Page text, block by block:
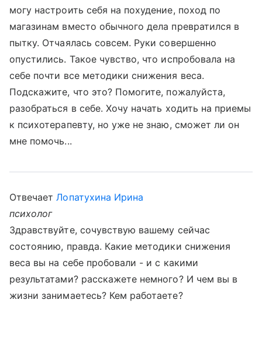
могу настроить себя на похудение, поход по
магазинам вместо обычного дела превратился в
пытку. Отчаялась совсем. Руки совершенно
опустились. Такое чувство, что испробовала на
себе почти все методики снижения веса.
Подскажите, что это? Помогите, пожалуйста,
разобраться в себе. Хочу начать ходить на приемы
к психотерапевту, но уже не знаю, сможет ли он
мне помочь...
ОтвечаетЛопатухина Ирина
психолог
Здравствуйте, сочувствую вашему сейчас
состоянию, правда. Какие методики снижения
веса вы на себе пробовали - и с какими
результатами? расскажете немного? И чем вы в
жизни занимаетесь? Кем работаете?